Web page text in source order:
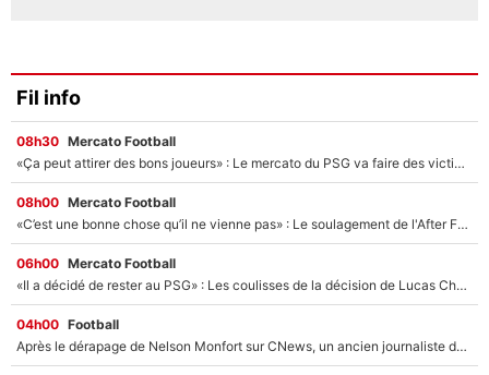
Fil info
08h30 Mercato Football
«Ça peut attirer des bons joueurs» : Le mercato du PSG va faire des victimes dans l'effectif de Luis Enrique ?
08h00 Mercato Football
«C’est une bonne chose qu’il ne vienne pas» : Le soulagement de l'After Foot après le transfert avorté de Yan Diomandé au PSG
06h00 Mercato Football
«Il a décidé de rester au PSG» : Les coulisses de la décision de Lucas Chevalier pour son transfert
04h00 Football
Après le dérapage de Nelson Monfort sur CNews, un ancien journaliste de France Télévisions relance la polémique sur les incendies en Gironde